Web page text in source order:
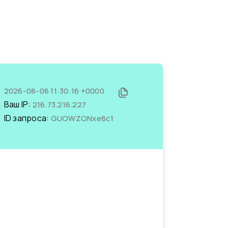
2026-08-06 11:30:16 +0000
Ваш IP: 216.73.216.227
ID запроса: GUOWZONxe8c1